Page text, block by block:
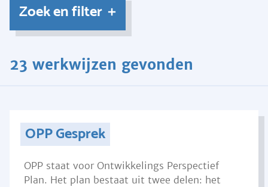
Zoek en filter
23 werkwijzen gevonden
OPP Gesprek
OPP staat voor Ontwikkelings Perspectief
Plan. Het plan bestaat uit twee delen: het